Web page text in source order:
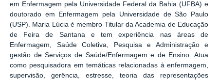
em Enfermagem pela Universidade Federal da Bahia (UFBA) e
doutorado em Enfermagem pela Universidade de São Paulo
(USP). Maria Lúcia é membro Titular da Academia de Educação
de Feira de Santana e tem experiência nas áreas de
Enfermagem, Saúde Coletiva, Pesquisa e Administração e
gestão de Serviços de Saúde/Enfermagem e de Ensino. Atua
como pesquisadora em temáticas relacionadas à enfermagem,
supervisão, gerência, estresse, teoria das representações